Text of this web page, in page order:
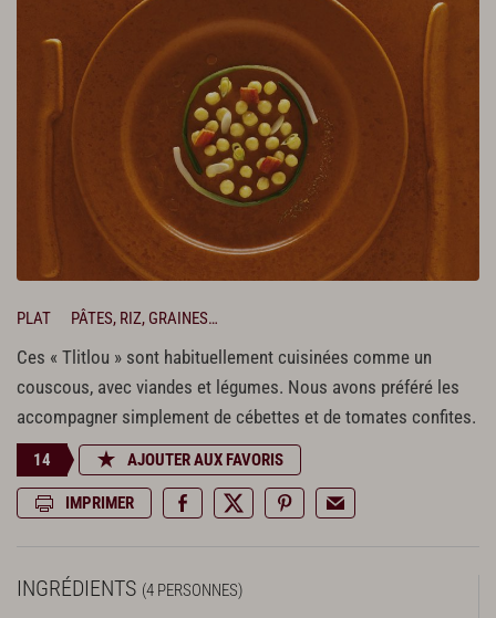
PLAT PÂTES, RIZ, GRAINES…
Ces « Tlitlou » sont habituellement cuisinées comme un
couscous, avec viandes et légumes. Nous avons préféré les
accompagner simplement de cébettes et de tomates confites.
14 AJOUTER AUX FAVORIS
IMPRIMER
INGRÉDIENTS (4 PERSONNES)